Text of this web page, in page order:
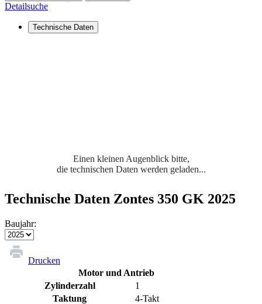
Detailsuche
Technische Daten
Einen kleinen Augenblick bitte,
die technischen Daten werden geladen...
Technische Daten Zontes 350 GK 2025
Baujahr:
Drucken
Motor und Antrieb
Zylinderzahl
1
Taktung
4-Takt